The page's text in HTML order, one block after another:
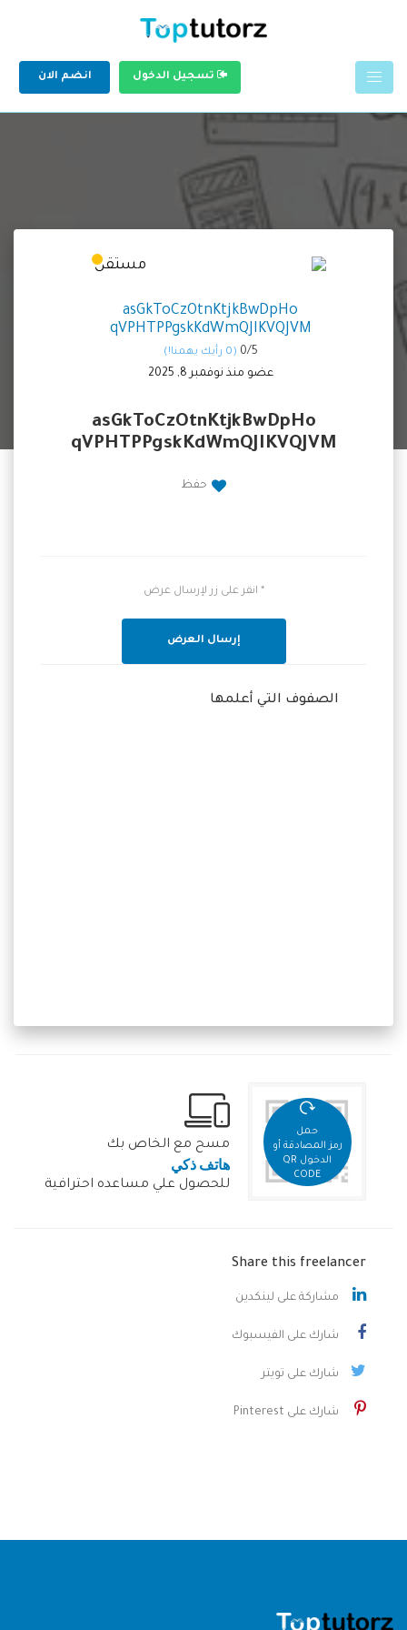
تسجيل الدخول انضم الان
asGkToCzOtnKtjkBwDpHo
qVPHTPPgskKdWmQJIKVQJVM
0/5 (0 رأيك يهمنا!)
عضو منذ نوفمبر 8, 2025
asGkToCzOtnKtjkBwDpHo
qVPHTPPgskKdWmQJIKVQJVM
حفظ
* انقر على زر لإرسال عرض
إرسال العرض
الصفوف التي أعلمها
حمل
رمز المصادقة أو
الدخول QR
CODE
مسح مع الخاص بك
هاتف ذكي
للحصول علي مساعده احترافية
Share this freelancer
مشاركة على لينكدين
شارك على الفيسبوك
شارك على تويتر
شارك على Pinterest